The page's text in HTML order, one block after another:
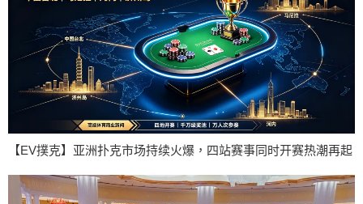
【EV撲克】亚洲扑克市场持续火爆，四站赛事同时开赛热潮再起